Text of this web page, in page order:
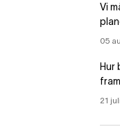
Vi
05
Hur
21